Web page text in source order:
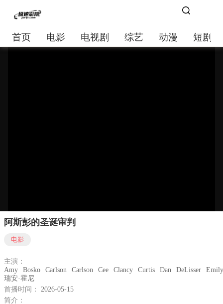
首页 电影 电视剧 综艺 动漫 短剧
阿斯彭的圣诞审判
电影
主演：
Amy
Bosko Carlson Carlson Cee Clancy Curtis Dan DeLisser
Emily
瑞安·霍尼
首播时间：
2026-05-15
简介：